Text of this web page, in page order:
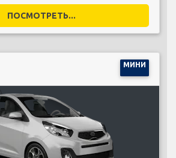
ПОСМОТРЕТЬ...
МИНИ